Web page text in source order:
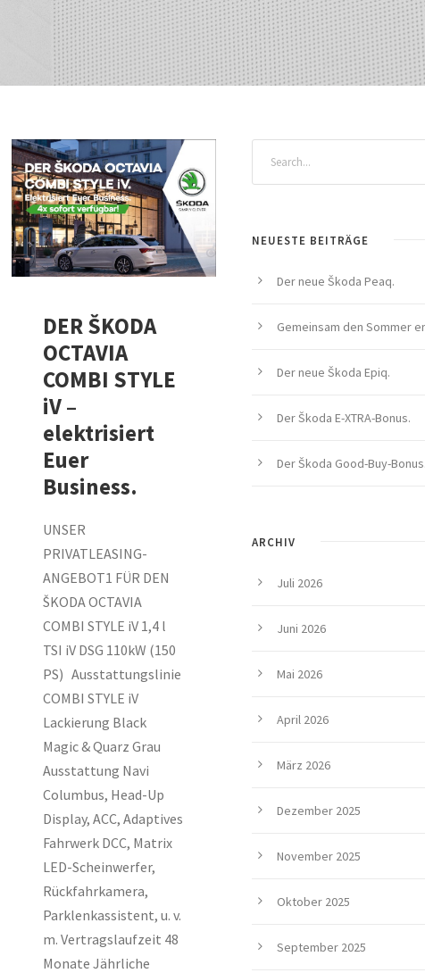
DER ŠKODA
OCTAVIA
COMBI STYLE
iV –
elektrisiert
Euer
Business.
UNSER
PRIVATLEASING-
ANGEBOT1 FÜR DEN
ŠKODA OCTAVIA
COMBI STYLE iV 1,4 l
TSI iV DSG 110kW (150
PS) Ausstattungslinie
COMBI STYLE iV
Lackierung Black
Magic & Quarz Grau
Ausstattung Navi
Columbus, Head-Up
Display, ACC, Adaptives
Fahrwerk DCC, Matrix
LED-Scheinwerfer,
Rückfahrkamera,
Parklenkassistent, u. v.
m. Vertragslaufzeit 48
Monate Jährliche
NEUESTE BEITRÄGE
Der neue Škoda Peaq.
Gemeinsam den Sommer
Der neue Škoda Epiq.
Der Škoda E-XTRA-Bonus.
Der Škoda Good-Buy-Bonus.
ARCHIV
Juli 2026
Juni 2026
Mai 2026
April 2026
März 2026
Dezember 2025
November 2025
Oktober 2025
September 2025